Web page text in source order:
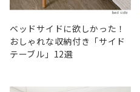
ベッドサイドに欲しかった！
おしゃれな収納付き「サイド
テーブル」12選